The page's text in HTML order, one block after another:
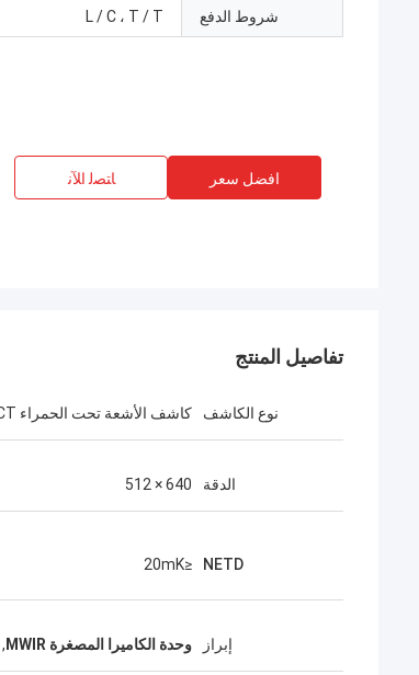
شروط الدفع L / C ، T / T
افضل سعر ﺎﺘﺼﻟ ﺍﻶﻧ
تفاصيل المنتج
نوع الكاشف كاشف الأشعة تحت الحمراء MCT المبرد
الدقة 640 × 512
NETD
≤20mK
إبراز وحدة الكاميرا المصغرة MWIR ,